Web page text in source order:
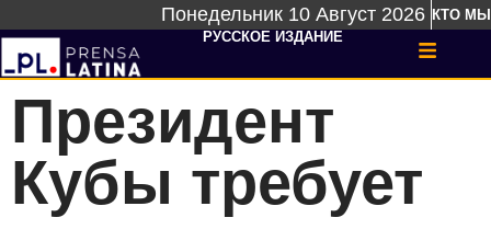
Понедельник 10 Август 2026 КТО МЫ
РУССКОЕ ИЗДАНИЕ
Президент
Кубы требует